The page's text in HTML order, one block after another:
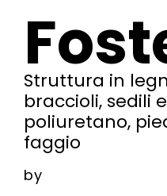
Struttura in
braccioli, sedili
poliuretano,
faggio
by